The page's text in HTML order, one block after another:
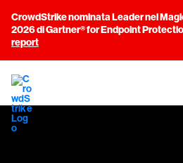
CrowdStrike nominata Leader nel
2026 di Gartner® for Endpoint
report